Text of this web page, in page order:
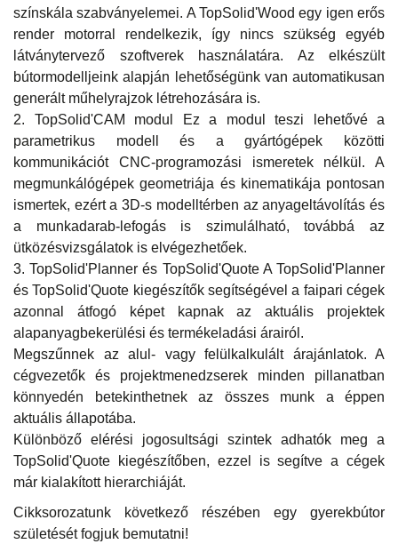
színskála szabványelemei. A TopSolid'Wood egy igen erős
render motorral rendelkezik, így nincs szükség egyéb
látványtervező szoftverek használatára. Az elkészült
bútormodelljeink alapján lehetőségünk van automatikusan
generált műhelyrajzok létrehozására is.
2. TopSolid'CAM modul Ez a modul teszi lehetővé a
parametrikus modell és a gyártógépek közötti
kommunikációt CNC-programozási ismeretek nélkül. A
megmunkálógépek geometriája és kinematikája pontosan
ismertek, ezért a 3D-s modelltérben az anyageltávolítás és
a munkadarab-lefogás is szimulálható, továbbá az
ütközésvizsgálatok is elvégezhetőek.
3. TopSolid'Planner és TopSolid'Quote A TopSolid'Planner
és TopSolid'Quote kiegészítők segítségével a faipari cégek
azonnal átfogó képet kapnak az aktuális projektek
alapanyagbekerülési és termékeladási árairól.
Megszűnnek az alul- vagy felülkalkulált árajánlatok. A
cégvezetők és projektmenedzserek minden pillanatban
könnyedén betekinthetnek az összes munk a éppen
aktuális állapotába.
Különböző elérési jogosultsági szintek adhatók meg a
TopSolid'Quote kiegészítőben, ezzel is segítve a cégek
már kialakított hierarchiáját.
Cikksorozatunk következő részében egy gyerekbútor
születését fogjuk bemutatni!